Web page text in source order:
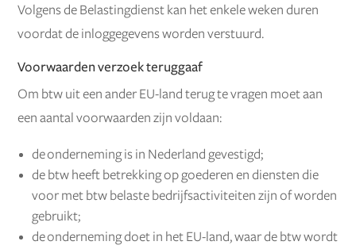
Volgens de Belastingdienst kan het enkele weken duren
voordat de inloggegevens worden verstuurd.
Voorwaarden verzoek teruggaaf
Om btw uit een ander EU-land terug te vragen moet aan
een aantal voorwaarden zijn voldaan:
de onderneming is in Nederland gevestigd;
de btw heeft betrekking op goederen en diensten die
voor met btw belaste bedrijfsactiviteiten zijn of worden
gebruikt;
de onderneming doet in het EU-land, waar de btw wordt